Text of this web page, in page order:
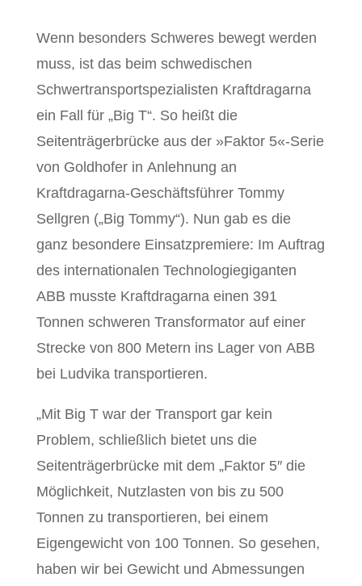
Wenn besonders Schweres bewegt werden
muss, ist das beim schwedischen
Schwertransportspezialisten Kraftdragarna
ein Fall für „Big T“. So heißt die
Seitenträgerbrücke aus der »Faktor 5«-Serie
von Goldhofer in Anlehnung an
Kraftdragarna-Geschäftsführer Tommy
Sellgren („Big Tommy“). Nun gab es die
ganz besondere Einsatzpremiere: Im Auftrag
des internationalen Technologiegiganten
ABB musste Kraftdragarna einen 391
Tonnen schweren Transformator auf einer
Strecke von 800 Metern ins Lager von ABB
bei Ludvika transportieren.
„Mit Big T war der Transport gar kein
Problem, schließlich bietet uns die
Seitenträgerbrücke mit dem „Faktor 5″ die
Möglichkeit, Nutzlasten von bis zu 500
Tonnen zu transportieren, bei einem
Eigengewicht von 100 Tonnen. So gesehen,
haben wir bei Gewicht und Abmessungen